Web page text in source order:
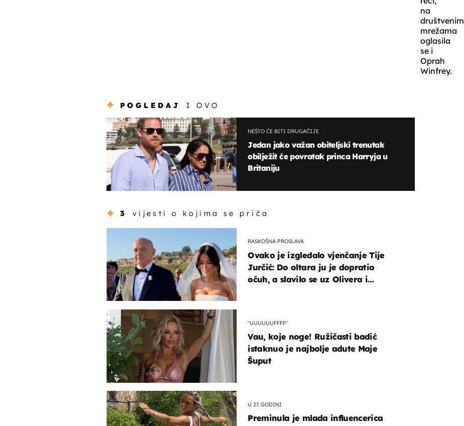
na
društvenim
mrežama
oglasila
se i
Oprah
Winfrey.
POGLEDAJ I OVO
NEŠTO ĆE BITI DRUGAČIJE
Jedan jako važan obiteljski trenutak
obilježit će povratak princa Harryja u
Britaniju
3 vijesti o kojima se priča
RASKOŠNA PROSLAVA
Ovako je izgledalo vjenčanje Tije
Jurčić: Do oltara ju je dopratio
očuh, a slavilo se uz Olivera i
"UUUUUUFFFF"
Vau, koje noge! Ružičasti badić
istaknuo je najbolje adute Maje
Šuput
U 27. GODINI
Preminula je mlada influencerica